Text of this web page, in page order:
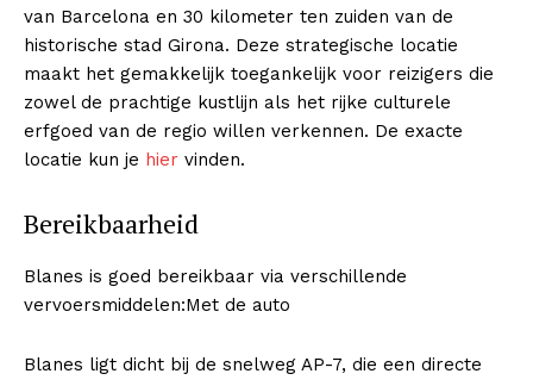
van Barcelona en 30 kilometer ten zuiden van de
historische stad Girona. Deze strategische locatie
maakt het gemakkelijk toegankelijk voor reizigers die
zowel de prachtige kustlijn als het rijke culturele
erfgoed van de regio willen verkennen. De exacte
locatie kun je hier vinden.
Bereikbaarheid
Blanes is goed bereikbaar via verschillende
vervoersmiddelen:Met de auto
Blanes ligt dicht bij de snelweg AP-7, die een directe